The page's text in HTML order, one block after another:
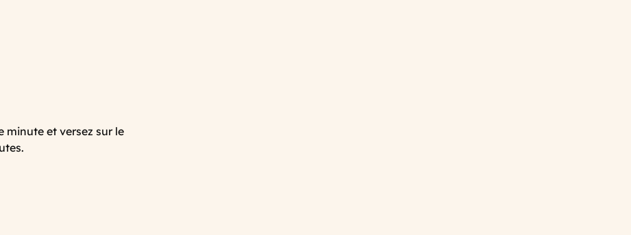
minute et versez sur le